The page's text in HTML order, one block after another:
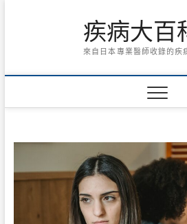
疾病大百
來自日本專業醫師收錄的疾